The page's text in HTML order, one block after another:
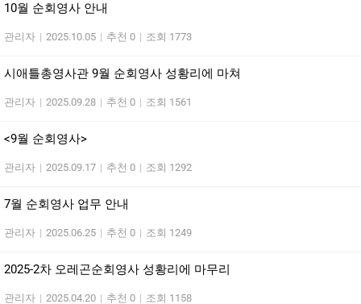
10월 순회영사 안내
관리자 | 2025.10.05 | 추천 0 | 조회 1773
시애틀총영사관 9월 순회영사 성황리에 마쳐
관리자 | 2025.09.28 | 추천 0 | 조회 1561
<9월 순회영사>
관리자 | 2025.09.17 | 추천 0 | 조회 1292
7월 순회영사 업무 안내
관리자 | 2025.06.25 | 추천 0 | 조회 1249
2025-2차 오레곤순회영사 성황리에 마무리
관리자 | 2025.04.20 | 추천 0 | 조회 1158